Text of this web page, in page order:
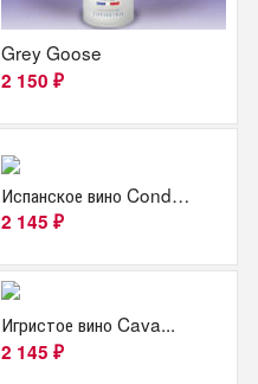
Grey Goose
2 150₽
Испанское вино Condado...
2 145₽
Игристое вино Cava...
2 145₽